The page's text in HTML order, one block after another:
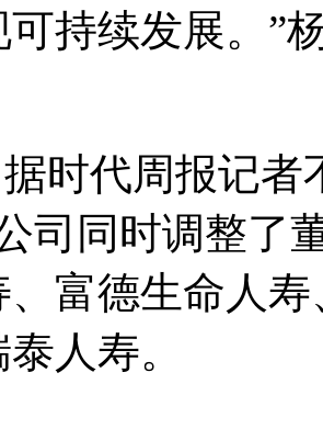
持续发展。”
时代周报记者
司同时调整了
富德生命人
人寿。